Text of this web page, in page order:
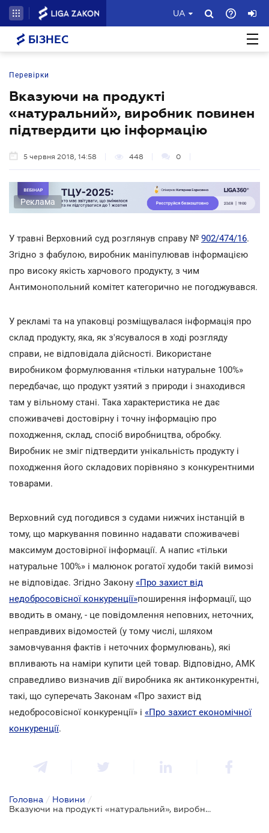
UA
БІЗНЕС
Перевірки
Вказуючи на продукті
«натуральний», виробник повинен
підтвердити цю інформацію
5 червня 2018, 14:58 448 0
Реклама
У травні Верховний суд розглянув справу № 902/474/16.
Згідно з фабулою, виробник маніпулював інформацією
про високу якість харчового продукту, з чим
Антимонопольний комітет категорично не погоджувався.
У рекламі та на упаковці розміщувалася інформація про
склад продукту, яка, як з'ясувалося в ході розгляду
справи, не відповідала дійсності. Використане
виробником формулювання «тільки натуральне 100%»
передбачає, що продукт узятий з природи і знаходився
там у вільному стані. Така характеристика не дає
споживачеві достовірну і точну інформацію про
походження, склад, спосіб виробництва, обробку.
Виробник не зміг підтвердити унікальність продукту і
походження його складових порівняно з конкурентними
товарами.
Верховний суд погодився з судами нижчих інстанцій в
тому, що маркування повинно надавати споживачеві
максимум достовірної інформації. А напис «тільки
натуральне 100%» і малюнок рогатої худоби такій вимозі
не відповідає. Згідно Закону «Про захист від
недобросовісної конкуренції»поширення інформації, що
вводить в оману, - це повідомлення неповних, неточних,
неправдивих відомостей (у тому числі, шляхом
замовчування фактів і неточних формулювань), які
впливають на наміри купити цей товар. Відповідно, АМК
справедливо визначив дії виробника як антиконкурентні,
такі, що суперечать Законам «Про захист від
недобросовісної конкуренції» і «Про захист економічної
конкуренції.
Головна / Новини /
Вказуючи на продукті «натуральний», виробник повинен підтвердити цю інформацію